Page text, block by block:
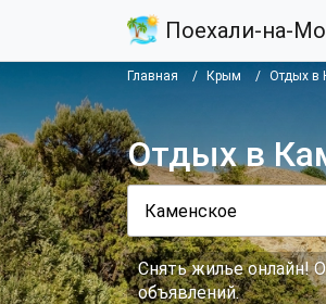
Поехали-на-
Главная Крым Отдых в
Отдых в
Снять жилье онлайн!
объявлений.